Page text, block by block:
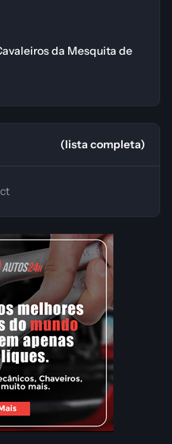
da Mesquita de
(lista completa)